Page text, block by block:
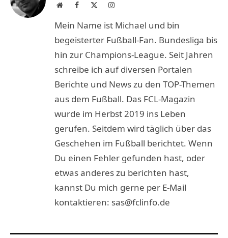
WebsiteFacebook Instagram
Mein Name ist Michael und bin
begeisterter Fußball-Fan. Bundesliga bis
hin zur Champions-League. Seit Jahren
schreibe ich auf diversen Portalen
Berichte und News zu den TOP-Themen
aus dem Fußball. Das FCL-Magazin
wurde im Herbst 2019 ins Leben
gerufen. Seitdem wird täglich über das
Geschehen im Fußball berichtet. Wenn
Du einen Fehler gefunden hast, oder
etwas anderes zu berichten hast,
kannst Du mich gerne per E-Mail
kontaktieren: sas@fclinfo.de